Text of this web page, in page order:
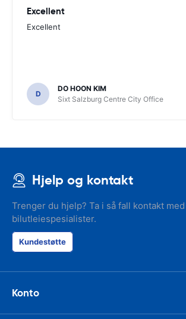
Excellent
Excellent
D
DO HOON KIM
Sixt Salzburg Centre City Office
Hjelp og kontakt
Trenger du hjelp? Ta i så fall kontakt
bilutleiespesialister.
Kundestøtte
Konto